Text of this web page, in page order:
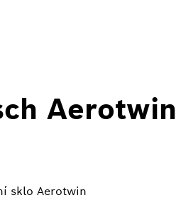
Aerotwin
sklo Aerotwin